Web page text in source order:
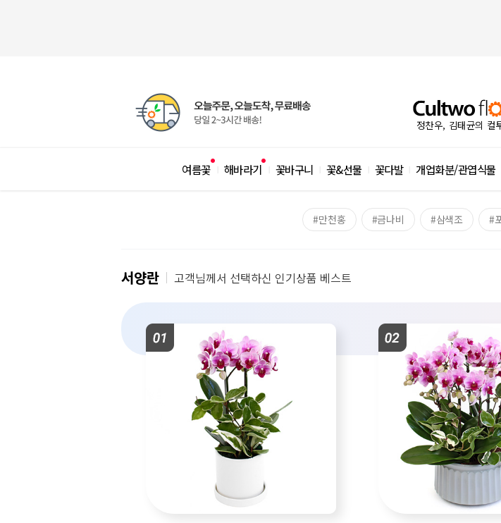
정찬우, 김태균의 컬
여름꽃 해바라기 꽃바구니 꽃&선물 꽃다발 개업화분/관엽식물
#만천홍 #금나비 #삼색조 #
서양란 고객님께서 선택하신 인기상품 베스트